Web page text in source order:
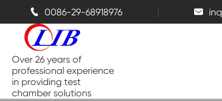
 0086-29-68918976 
Over 26 years of
professional experience
in providing test
chamber solutions